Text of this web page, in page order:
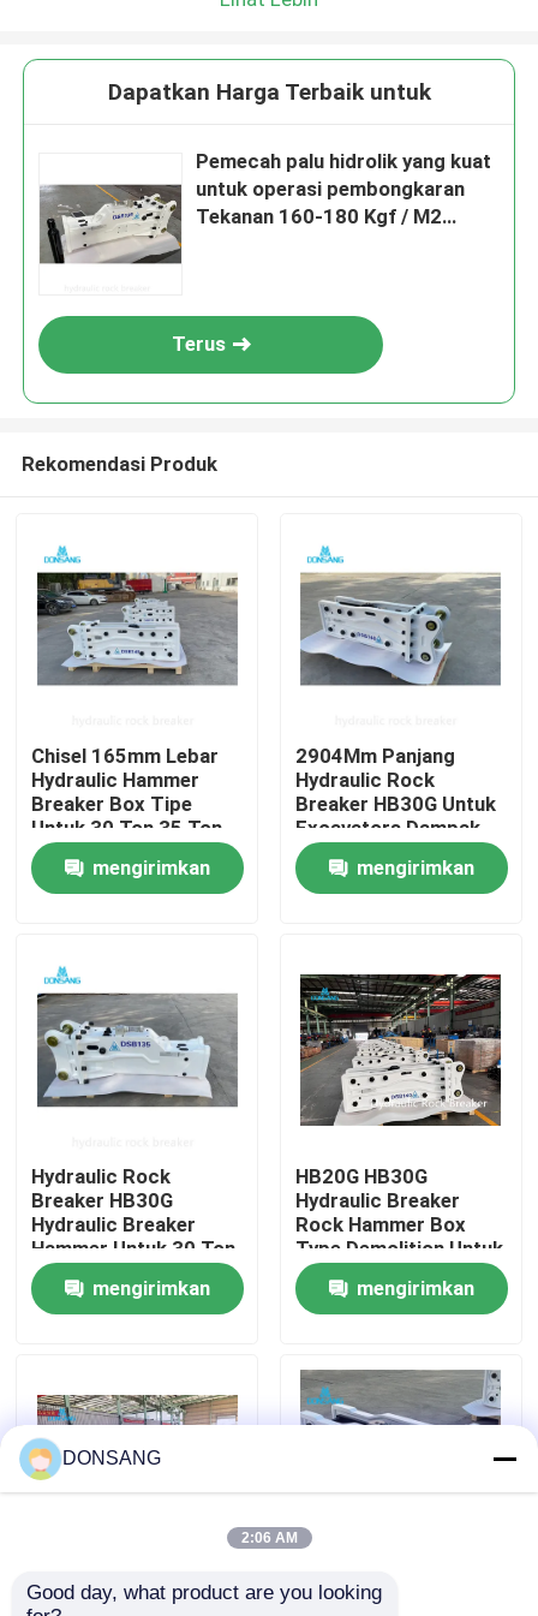
Produk
Tampilan VR
Tur Pabrik
Kontrol kualitas
Permintaan Penawaran
Pemecah Batu Hidrolik
Pemutus hidrolik excavator
Dapatkan Harga Terbaik untuk
Pemecah palu hidrolik yang kuat
untuk operasi pembongkaran
Tekanan 160-180 Kgf / M2
Terus
Rekomendasi Produk
Chisel 165mm Lebar
Hydraulic Hammer
Breaker Box Tipe
Untuk 30 Ton 35 Ton
40 Ton Excavator
mengirimkan
2904Mm Panjang
Hydraulic Rock
Breaker HB30G Untuk
Excavators Dampak
Kekuatan 5250 J
mengirimkan
Hydraulic Rock
Breaker HB30G
Hydraulic Breaker
Hammer Untuk 30 Ton
40 Ton Excavator
mengirimkan
HB20G HB30G
Hydraulic Breaker
Rock Hammer Box
Type Demolition Untuk
Excavator Cat330
mengirimkan
Chisel 165mm Lebar
Jenis terbuka
DONSANG
2:06 AM
Good day, what product are you looking